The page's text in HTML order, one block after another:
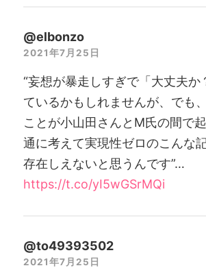
@elbonzo
2021年7月25日
“妄想が暴走しすぎで「大丈夫か
ているかもしれませんが、でも
ことが小山田さんとM氏の間で
通に考えて実現性ゼロのこんな
存在しえないと思うんです”…
https://t.co/yI5wGSrMQi
@to49393502
2021年7月25日